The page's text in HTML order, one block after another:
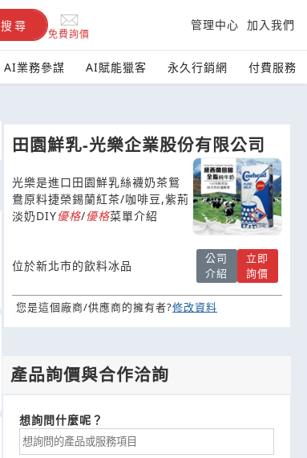
搜尋
免費詢價
管理中心 加入我們
AI業務參謀 AI賦能獵客 永久行銷網 付費服務
田園鮮乳-光樂企業股份有限公司
光樂是進口田園鮮乳絲襪奶茶鴛
鴦原料捷榮錫蘭紅茶/咖啡豆,紫荊
淡奶DIY優格/優格菜單介紹
位於新北市的飲料冰品
公司
介紹
立即
詢價
您是這個廠商/供應商的擁有者?修改資料
產品詢價與合作洽詢
想詢問什麼呢？